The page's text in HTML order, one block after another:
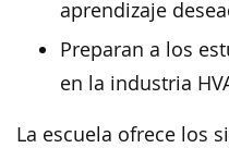
aprendizaje
Preparan a los
en la industria
La escuela ofrece los